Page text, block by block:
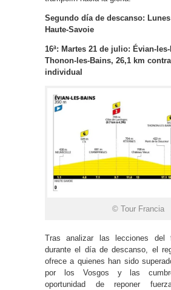
Segundo día de descanso:
Haute-Savoie
16ª: Martes 21 de julio: Évian-
Thonon-les-Bains, 26,1 km
individual
© Tour Francia
Tras analizar las lecciones del
durante el día de descanso, el
ofrece a quienes han sido
por los Vosgos y las
oportunidad de reponer